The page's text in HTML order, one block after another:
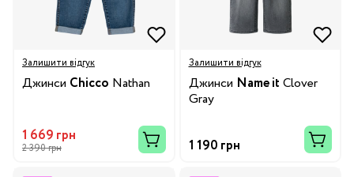
Залишити відгук
Джинси Chicco Nathan
1 669 грн
2 390 грн
Залишити відгук
Джинси Name it Clover
Gray
1 190 грн